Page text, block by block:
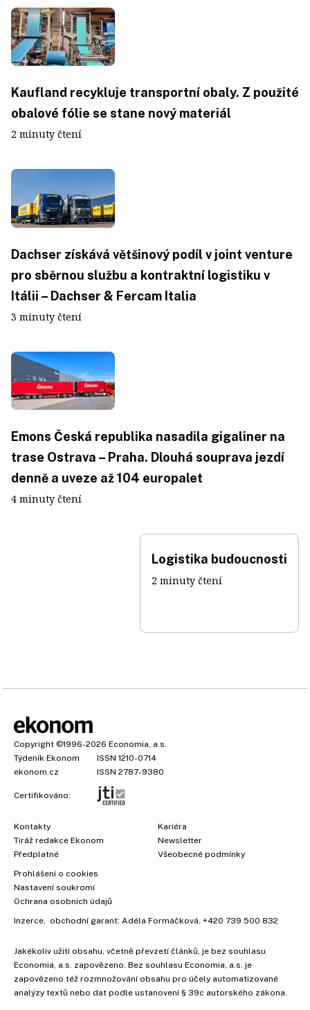
Kaufland recykluje transportní obaly. Z použité
obalové fólie se stane nový materiál
2 minuty čtení
Dachser získává většinový podíl v joint venture
pro sběrnou službu a kontraktní logistiku v
Itálii – Dachser & Fercam Italia
3 minuty čtení
Emons Česká republika nasadila gigaliner na
trase Ostrava – Praha. Dlouhá souprava jezdí
denně a uveze až 104 europalet
4 minuty čtení
Logistika budoucnosti
2 minuty čtení
Copyright ©1996-2026 Economia, a.s.
Týdeník Ekonom
ISSN 1210-0714
ekonom.cz
ISSN 2787-9380
Certifikováno:
Kontakty
Tiráž redakce Ekonom
Předplatné
Kariéra
Newsletter
Všeobecné podmínky
Prohlášení o cookies
Nastavení soukromí
Ochrana osobních údajů
Inzerce, obchodní garant: Adéla Formáčková, +420 739 500 832
Jakékoliv užití obsahu, včetně převzetí článků, je bez souhlasu
Economia, a.s. zapovězeno. Bez souhlasu Economia, a.s. je
zapovězeno též rozmnožování obsahu pro účely automatizované
analýzy textů nebo dat podle ustanovení § 39c autorského zákona.
39 kč za měsíc!
Koupit